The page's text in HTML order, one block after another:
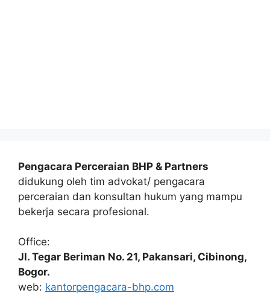
Pengacara Perceraian BHP & Partners
didukung oleh tim advokat/ pengacara
perceraian dan konsultan hukum yang mampu
bekerja secara profesional.
Office:
Jl. Tegar Beriman No. 21, Pakansari, Cibinong,
Bogor.
web: kantorpengacara-bhp.com